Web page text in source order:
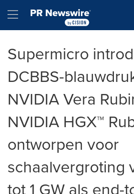
Hamburger menu
Supermicro
DCBBS-
NVIDIA Vera
NVIDIA HGX™
ontworpen voor
schaalvergroting